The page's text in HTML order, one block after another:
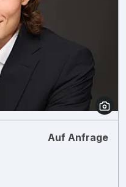
Auf Anfrage